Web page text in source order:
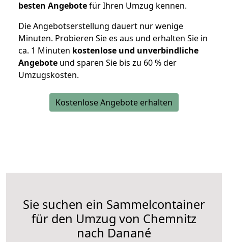
besten Angebotefür Ihren Umzug kennen.
Die Angebotserstellung dauert nur wenige
Minuten. Probieren Sie es aus und erhalten Sie in
ca. 1 Minuten kostenlose und unverbindliche
Angebote und sparen Sie bis zu 60 % der
Umzugskosten.
Kostenlose Angebote erhalten
Sie suchen ein Sammelcontainer
für den Umzug von Chemnitz
nach Danané